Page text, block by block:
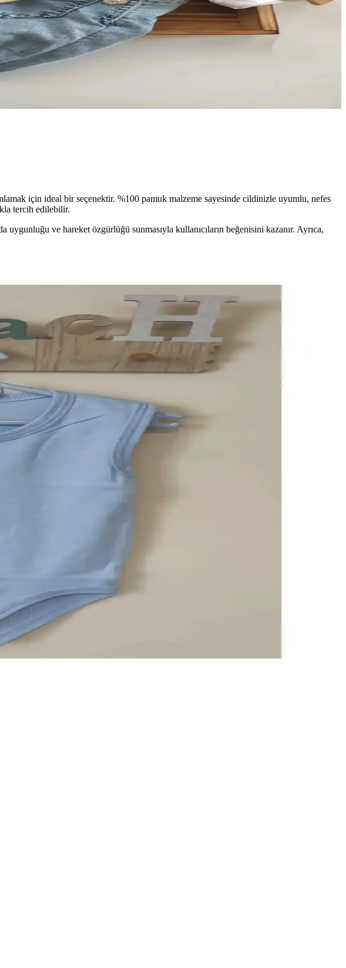
için ideal bir seçenektir. %100 pamuk malzeme sayesinde cildinizle uyumlu, nefes
tercih edilebilir.
ve hareket özgürlüğü sunmasıyla kullanıcıların beğenisini kazanır. Ayrıca,
fiyatlar ve geniş ürün yelpazesiyle alışverişinizi kolaylaştırıyor.
ve uzman görüşü önemlidir.
sayesinde pratik ve ekonomik alışveriş deneyimi sağlar.
her ihtiyaca uygun ürünler sağlar.
tasarruf sağlayabilirsiniz.
kaliteli ve dayanıklı ürünlere yatırım yapmak ekonomik açıdan avantaj sağlıyor.
seçenekleriyle pratik ve dayanıklı ürünler, bebeklerin konforunu artırır.
günlük bakımını kolaylaştırır.